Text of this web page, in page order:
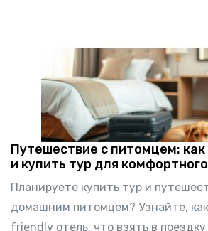
Путешествие с питомцем:
и купить тур для
Планируете купить тур и
домашним питомцем? Узнайте,
friendly отель, что взять в